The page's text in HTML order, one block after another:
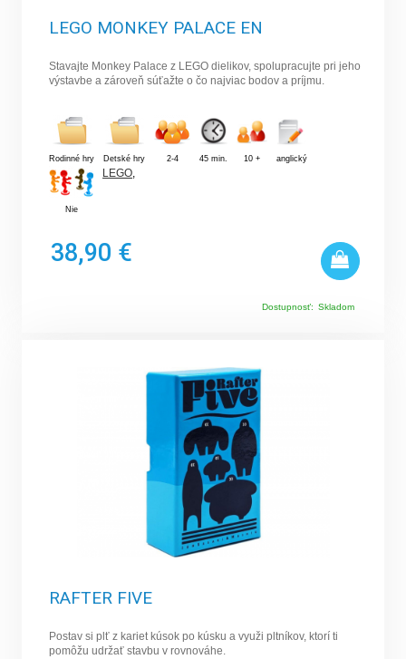
LEGO MONKEY PALACE EN
Stavajte Monkey Palace z LEGO dielikov, spolupracujte pri jeho
výstavbe a zároveň súťažte o čo najviac bodov a príjmu.
Rodinné hry Detské hry 2-4 45 min. 10 + anglický
Nie
LEGO,
38,90 €
Dostupnosť: Skladom
RAFTER FIVE
Postav si plť z kariet kúsok po kúsku a využi pltníkov, ktorí ti
pomôžu udržať stavbu v rovnováhe.